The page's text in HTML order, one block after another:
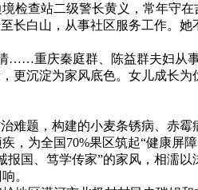
查站二级警长黄义，常年守在
白山，从事社区服务工作。她
重庆秦庭群、陈益群夫妇从事
沉淀为家风底色。女儿成长
题，构建的小麦条锈病、赤霉
为全国70%果区筑起“健康屏障
、笃学传家”的家风，相濡以
。